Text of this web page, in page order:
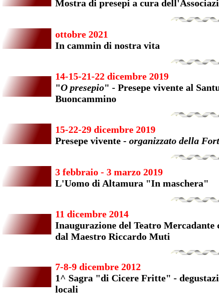
Mostra di presepi a cura
ottobre 2021
In cammin di nostra vita
14-15-21-22 dicembre 2019
"O presepio" - Presepe vivente al
Buoncammino
15-22-29 dicembre 2019
Presepe vivente - organizzato della
3 febbraio - 3 marzo 2019
L'Uomo di Altamura "In maschera"
11 dicembre 2014
Inaugurazione del Teatro
dal Maestro Riccardo Muti
7-8-9 dicembre 2012
1^ Sagra "di Cicere Fritte" -
locali